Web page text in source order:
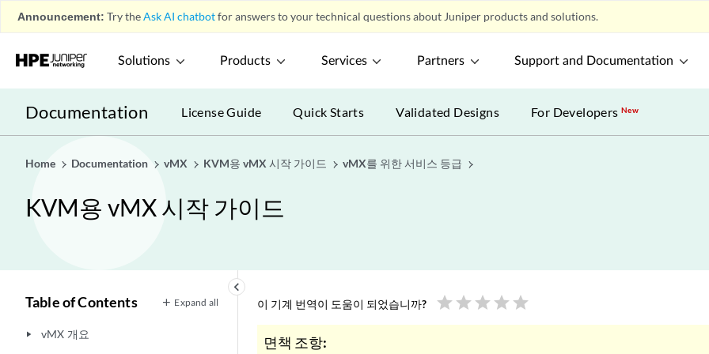
Announcement: Try theAsk AI chatbotfor answers to your technical questions about Juniper products and solutions.
Solutions Products Services Partners Support and Documentation
Documentation License Guide Quick Starts Validated Designs For DevelopersNew
Home Documentation vMX KVM용 vMX 시작 가이드 vMX를 위한 서비스 등급
KVM용 vMX 시작 가이드
keyboard_arrow_left
Table of Contents Expand all
play_arrow vMX 개요
이 기계 번역이 도움이 되었습니까? star star star star star
면책 조항: